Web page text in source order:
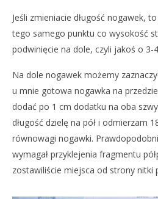
Jeśli zmieniacie długość nogawek,
tego samego punktu co wysokość
podwinięcie na dole, czyli jakoś o 3-
Na dole nogawek możemy
u mnie gotowa nogawka na
dodać po 1 cm dodatku na oba
długość dzielę na pół i odmierzam
równowagi nogawki.
wymagał przyklejenia fragmentu
zostawiliście miejsca od strony nitki